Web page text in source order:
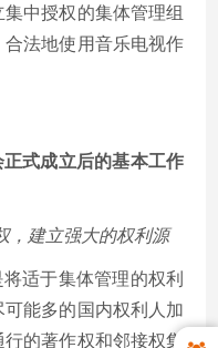
中授权的集体管理组
法地使用音乐电视作
式成立后的基本工作
建立强大的权利源
适于集体管理的权利
能多的国内权利人加
的著作权和邻接权集